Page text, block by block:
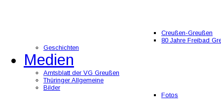
Creußen-Greußen
80 Jahre Freibad
Geschichten
Medien
Amtsblatt der VG Greußen
Thüringer Allgemeine
Bilder
Fotos